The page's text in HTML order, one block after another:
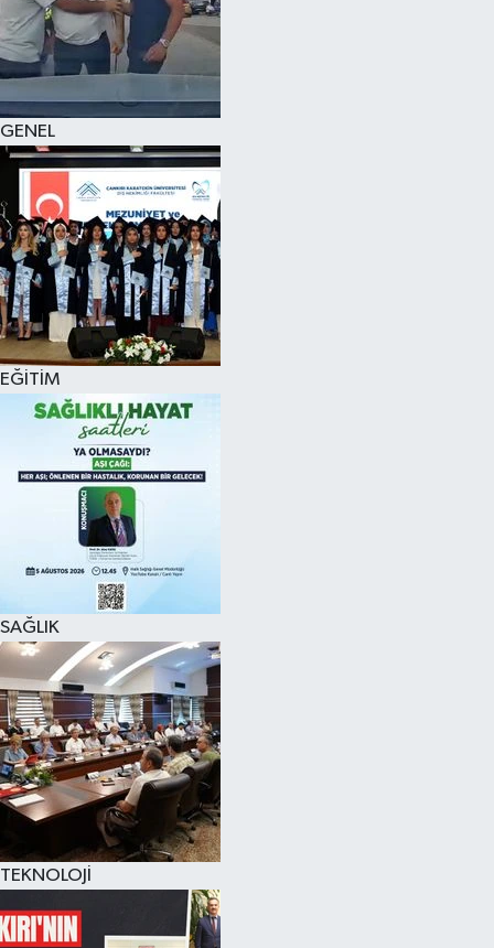
GENEL
EĞİTİM
SAĞLIK
TEKNOLOJİ
KÜLTÜR SANAT
SAĞLIK
SİYASET
SPOR
TEKNOLOJİ
VİZYONDAKİLER
YAŞAM